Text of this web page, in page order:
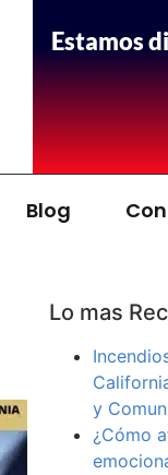
Estamos
Blog
Lo mas
y
¿Cómo